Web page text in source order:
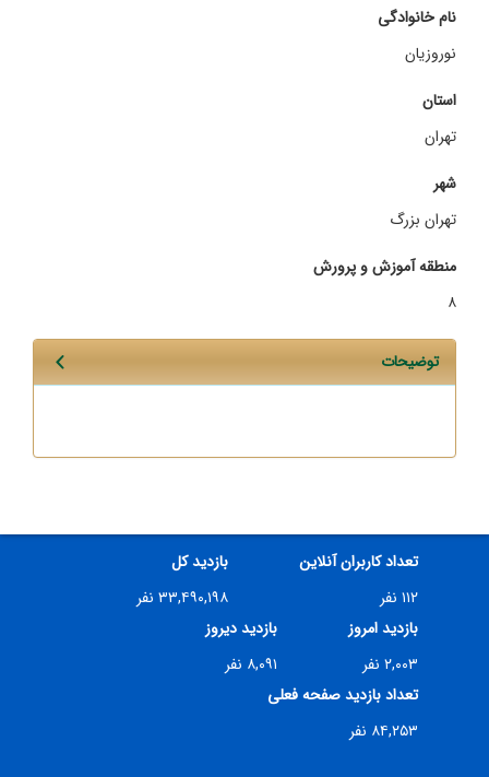
نام خانوادگی
نوروزیان
استان
تهران
شهر
تهران بزرگ
منطقه آموزش و پرورش
۸
توضیحات
تعداد کاربران آنلاین
۱۱۲ نفر
بازدید کل
۳۳,۴۹۰,۱۹۸ نفر
بازدید امروز
۲,۰۰۳ نفر
بازدید دیروز
۸,۰۹۱ نفر
تعداد بازدید صفحه فعلی
۸۴,۲۵۳ نفر